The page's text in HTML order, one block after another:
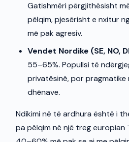
Gatishmëri përgjithësisht
pëlqim, pjesërisht e nxitur
më pak agresiv.
Vendet Nordike (SE, NO,
55–65%. Popullsi të
privatësinë, por
dhënave.
Ndikimi në të ardhura është i
pa pëlqim në një treg europian